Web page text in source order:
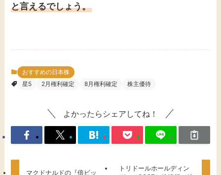
と言えるでしょう。
おすすめの日本株
星5
2月権利確定 8月権利確定 株主優待
よかったらシェアしてね！
マクドナルドの『倍ビッ
トリドールホールディン